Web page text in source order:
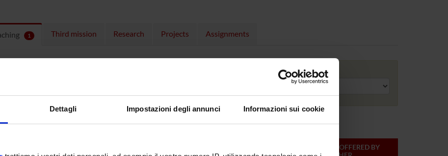
Dettagli Impostazioni degli annunci Informazioni sui cookie
1 Third mission Research Projects Assignments
the module to see the timetable and course details.
Academic year
MODULES OFFERED BY